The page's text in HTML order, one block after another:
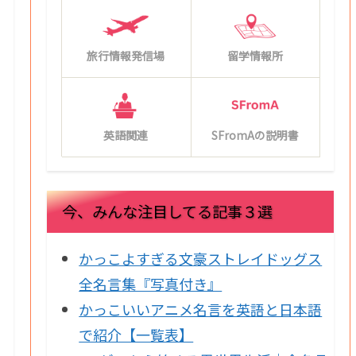
旅行情報発信場 留学情報所
英語関連 SFromAの説明書
今、みんな注目してる記事３選
かっこよすぎる文豪ストレイドッグス
全名言集『写真付き』
かっこいいアニメ名言を英語と日本語
で紹介【一覧表】